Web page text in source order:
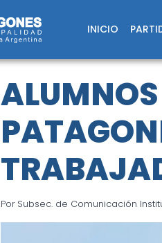
INICIO
Por Subsec. de Comunicación